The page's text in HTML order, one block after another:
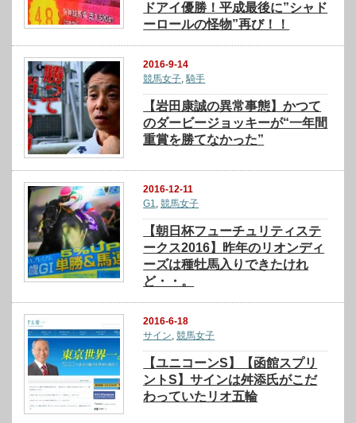
ドアイ優勝！平成最後に”シャド
ーロールの怪物”再び！！
2016-9-14
競馬女子,騎手
【岩田康誠の異常事態】かつて
のダービージョッキーが“一年間
重賞を勝てなかった”
2016-12-11
G1,競馬女子
【朝日杯フューチュリティステ
ークス2016】昨年のリオンディ
ーズは種牡馬入りできたけれ
ど・・。
2016-6-18
サイン,競馬女子
【ユニコーンS】【函館スプリ
ントS】サインは舛添氏がこだ
わっていたリオ五輪